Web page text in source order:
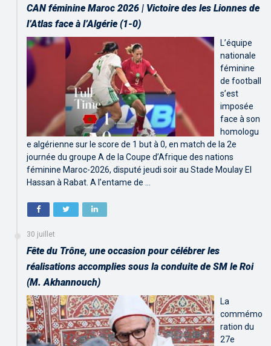
CAN féminine Maroc 2026 | Victoire des les Lionnes de
l’Atlas face à l’Algérie (1-0)
L’équipe
nationale
féminine
de football
s’est
imposée
face à son
homologu
e algérienne sur le score de 1 but à 0, en match de la 2e
journée du groupe A de la Coupe d’Afrique des nations
féminine Maroc-2026, disputé jeudi soir au Stade Moulay El
Hassan à Rabat. A l’entame de …
30 juillet
Fête du Trône, une occasion pour célébrer les
réalisations accomplies sous la conduite de SM le Roi
(M. Akhannouch)
La
commémo
ration du
27e